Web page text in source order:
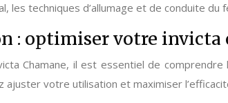
les techniques d’allumage et de conduite
: optimiser votre invicta
Chamane, il est essentiel de
ajuster votre utilisation et maximiser